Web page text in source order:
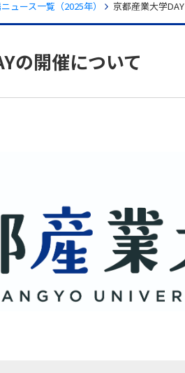
ュース一覧（2025年） 京都産業大学DAY
の開催について